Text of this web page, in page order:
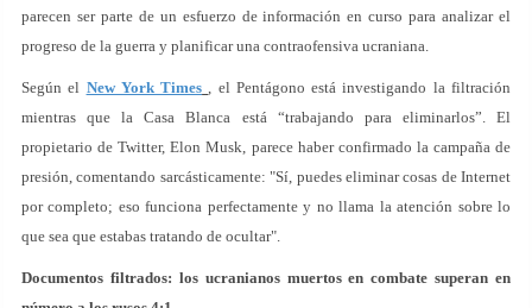
parecen ser parte de un esfuerzo de información en curso para analizar el
progreso de la guerra y planificar una contraofensiva ucraniana.
Según el New York Times
, el Pentágono está investigando la filtración
mientras que la Casa Blanca está “trabajando para eliminarlos”. El
propietario de Twitter, Elon Musk, parece haber confirmado la campaña de
presión, comentando sarcásticamente: "Sí, puedes eliminar cosas de Internet
por completo; eso funciona perfectamente y no llama la atención sobre lo
que sea que estabas tratando de ocultar".
Documentos filtrados: los ucranianos muertos en combate superan en